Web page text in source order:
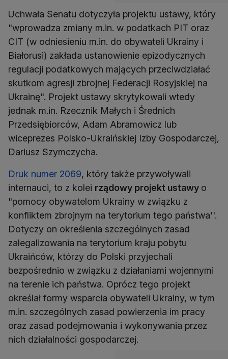
Uchwała Senatu dotyczyła projektu ustawy, który
"wprowadza zmiany m.in. w podatkach PIT oraz
CIT (w odniesieniu m.in. do obywateli Ukrainy i
Białorusi) zakłada ustanowienie epizodycznych
regulacji podatkowych mających przeciwdziałać
skutkom agresji zbrojnej Federacji Rosyjskiej na
Ukrainę". Projekt ustawy skrytykowali wtedy
jednak m.in. Rzecznik Małych i Średnich
Przedsiębiorców, Adam Abramowicz lub
wiceprezes Polsko-Ukraińskiej Izby Gospodarczej,
Dariusz Szymczycha.
Druk numer 2069, który także przywoływali
internauci, to z kolei rządowy projekt ustawy o
"pomocy obywatelom Ukrainy w związku z
konfliktem zbrojnym na terytorium tego państwa''.
Dotyczy on określenia szczególnych zasad
zalegalizowania na terytorium kraju pobytu
Ukraińców, którzy do Polski przyjechali
bezpośrednio w związku z działaniami wojennymi
na terenie ich państwa. Oprócz tego projekt
określał formy wsparcia obywateli Ukrainy, w tym
m.in. szczególnych zasad powierzenia im pracy
oraz zasad podejmowania i wykonywania przez
nich działalności gospodarczej.